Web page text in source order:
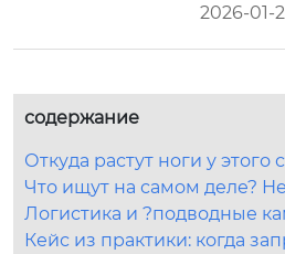
2026-01-
содержание
Откуда растут ноги у этого
Что ищут на самом деле?
Логистика и ?подводные
Кейс из практики: когда